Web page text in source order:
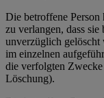
Die betroffene
zu verlangen, dass sie
unverzüglich
im einzelnen
die verfolgten
Löschung).